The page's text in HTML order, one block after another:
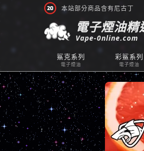
本站部分商品含有尼古丁
電子煙油精
Vape-0nline.com
鯊克系列
電子煙油
彩鯊系列
電子煙油